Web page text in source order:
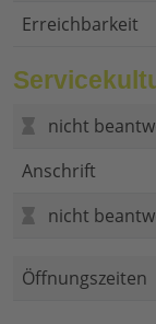
Erreichbarkeit
nicht
Anschrift
nicht
Öffnungszeiten